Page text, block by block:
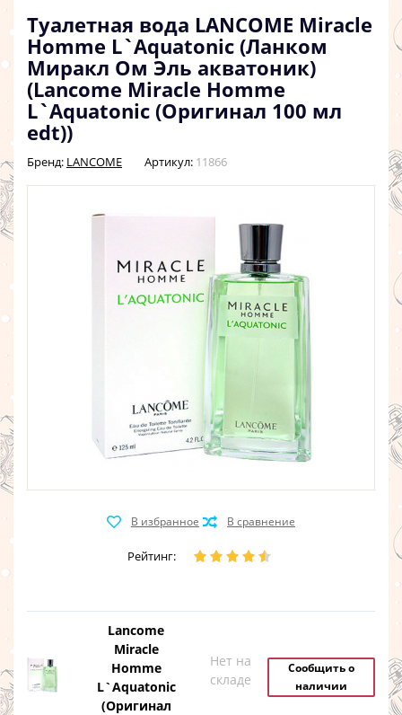
Туалетная вода LANCOME Miracle
Homme L`Aquatonic (Ланком
Миракл Ом Эль акватоник)
(Lancome Miracle Homme
L`Aquatonic (Оригинал 100 мл
edt))
Бренд: LANCOME Артикул: 11866
Рейтинг:
Lancome
Miracle
Homme
L`Aquatonic
(Оригинал
Нет на
складе
Сообщить о
наличии